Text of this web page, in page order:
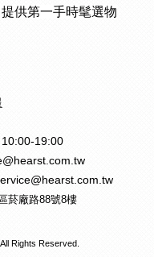
供第一手時髦選物
19:00
菸廠路88號8樓
Rights Reserved.